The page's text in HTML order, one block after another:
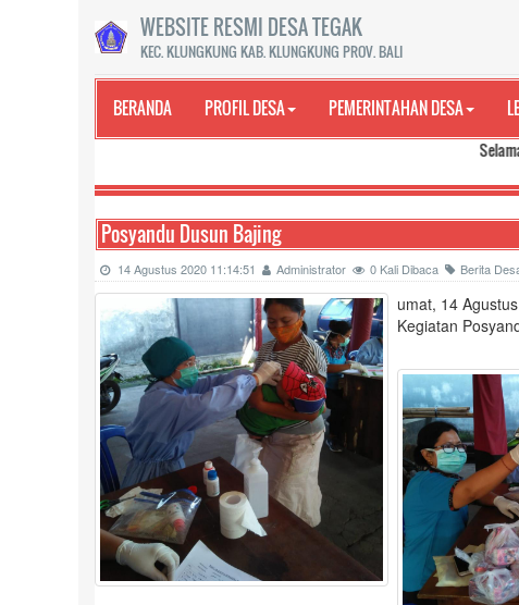
WEBSITE RESMI DESA TEGAK
KEC. KLUNGKUNG KAB. KLUNGKUNG PROV. BALI
BERANDA PROFIL DESA PEMERINTAHAN DESA
Selamat
Posyandu Dusun Bajing
14 Agustus 2020 11:14:51 Administrator 0 Kali Dibaca Berita
umat, 14
Kegiatan